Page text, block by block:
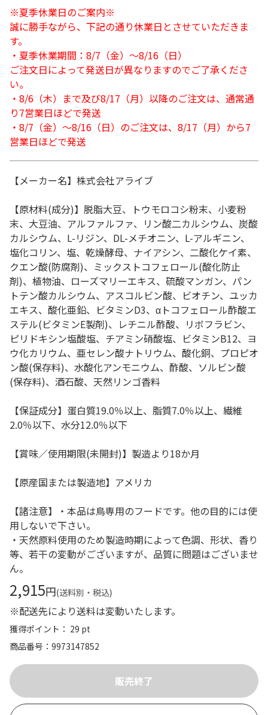
※夏季休業日のご案内※
誠に勝手ながら、下記の通り休業日とさせていただきま
す。
・夏季休業期間：8/7（金）～8/16（日）
ご注文日によって発送日が異なりますのでご了承くださ
い。
・8/6（木）まで及び8/17（月）以降のご注文は、通常通
り7営業日ほどで発送
・8/7（金）～8/16（日）のご注文は、8/17（月）から7
営業日ほどで発送
【メーカー名】株式会社アライブ
【原材料(成分)】脱脂大豆、トウモロコシ粉末、小麦粉
末、大豆油、アルファルファ、リン酸二カルシウム、炭酸
カルシウム、L-リジン、DL-メチオニン、L-アルギニン、
塩化コリン、塩、乾燥酵母、ナイアシン、二酸化ケイ素、
クエン酸(防腐剤)、ミックストコフェロール(酸化防止
剤)、植物油、ローズマリーエキス、硫酸マンガン、パン
トテン酸カルシウム、アスコルビン酸、ビオチン、ユッカ
エキス、酸化亜鉛、ビタミンD3、αトコフェロール酢酸エ
ステル(ビタミンE製剤)、レチニル酢酸、リボフラビン、
ピリドキシン塩酸塩、チアミン硝酸塩、ビタミンB12、ヨ
ウ化カリウム、亜セレン酸ナトリウム、酸化銅、プロピオ
ン酸(保存料)、水酸化アンモニウム、酢酸、ソルビン酸
(保存料)、酒石酸、天然リンゴ香料
【保証成分】蛋白質19.0％以上、脂質7.0％以上、繊維
2.0％以下、水分12.0％以下
【賞味／使用期限(未開封)】製造より18か月
【原産国または製造地】アメリカ
【諸注意】・本品は鳥専用のフードです。他の目的には使
用しないで下さい。
・天然原料使用のため製造時期によって色調、形状、香り
等、若干の変動がございますが、品質に問題はございませ
ん。
2,915円(送料別・税込)
※配送先により送料は変動いたします。
獲得ポイント： 29 pt
商品番号
9973147852